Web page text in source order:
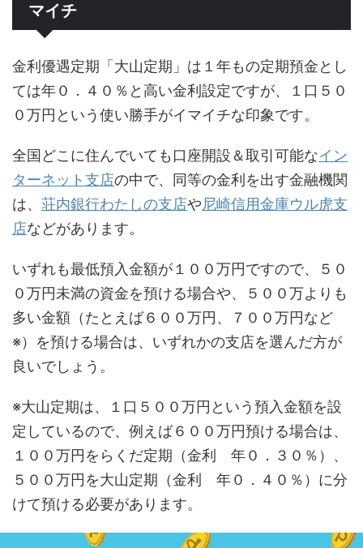
マイチ
金利優遇定期「大山定期」は１年もの定期預金とし
ては年０．４０％と高い金利設定ですが、１口５０
０万円という使い勝手がイマイチな印象です。
全国どこに住んでいても口座開設＆取引可能なイン
ターネット支店の中で、同等の金利を出す金融機関
は、 荘内銀行わたしの支店や尼崎信用金庫ウル虎支
店などがあります。
いずれも最低預入金額が１００万円ですので、５０
０万円未満の資金を預ける場合や、５００万よりも
多い金額（たとえば６００万円、７００万円など
※）を預ける場合は、いずれかの支店を選んだ方が
良いでしょう。
※大山定期は、１口５００万円という預入金額を設
定しているので、例えば６００万円預ける場合は、
１００万円をらくだ定期（金利 年０．３０％）、
５００万円を大山定期（金利 年０．４０％）に分
けて預ける必要があります。